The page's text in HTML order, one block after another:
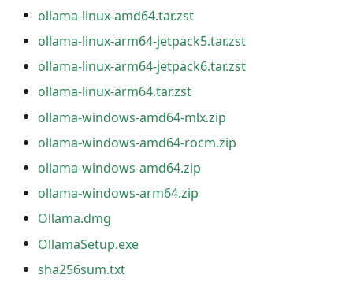
ollama-linux-amd64.tar.zst
ollama-linux-arm64-jetpack5.tar.zst
ollama-linux-arm64-jetpack6.tar.zst
ollama-linux-arm64.tar.zst
ollama-windows-amd64-mlx.zip
ollama-windows-amd64-rocm.zip
ollama-windows-amd64.zip
ollama-windows-arm64.zip
Ollama.dmg
OllamaSetup.exe
sha256sum.txt